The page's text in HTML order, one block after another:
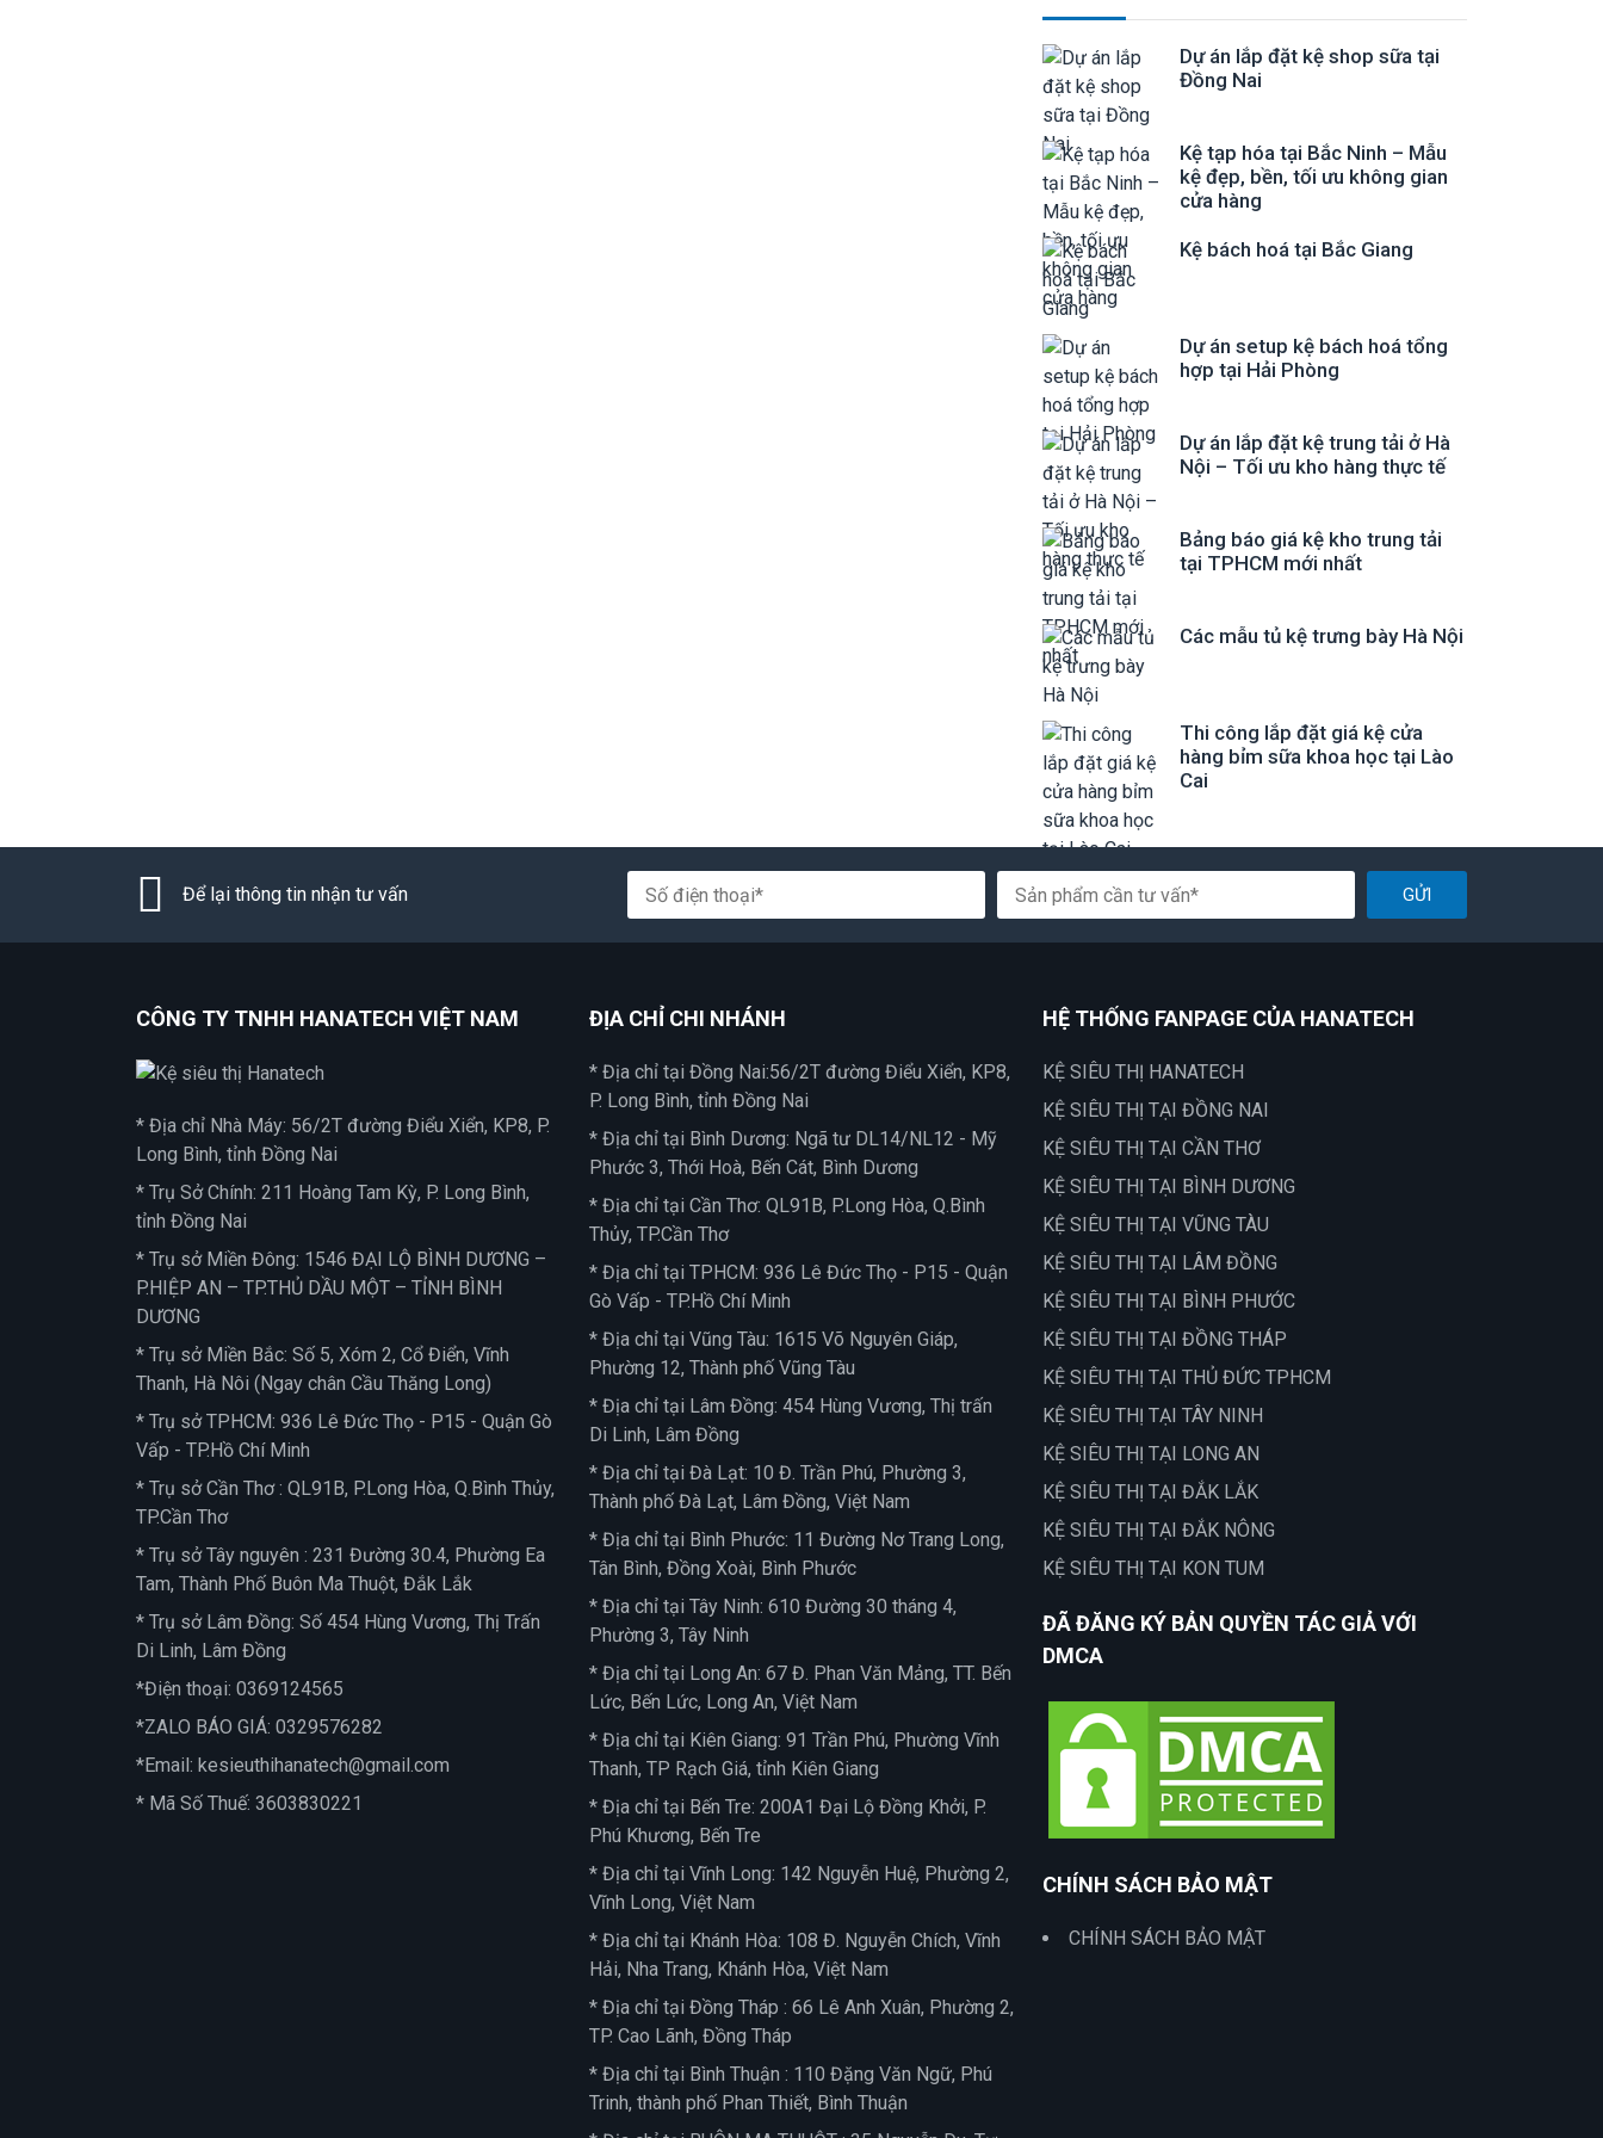
Dự án lắp đặt kệ shop sữa tại
Đồng Nai
Kệ tạp hóa tại Bắc Ninh – Mẫu
kệ đẹp, bền, tối ưu không gian
cửa hàng
Kệ bách hoá tại Bắc Giang
Dự án setup kệ bách hoá tổng
hợp tại Hải Phòng
Dự án lắp đặt kệ trung tải ở Hà
Nội – Tối ưu kho hàng thực tế
Bảng báo giá kệ kho trung tải
tại TPHCM mới nhất
Các mẫu tủ kệ trưng bày Hà Nội
Thi công lắp đặt giá kệ cửa
hàng bỉm sữa khoa học tại Lào
Cai
Để lại thông tin nhận tư vấn GỬI
CÔNG TY TNHH HANATECH VIỆT NAM
* Địa chỉ Nhà Máy: 56/2T đường Điểu Xiển, KP8, P.
Long Bình, tỉnh Đồng Nai
* Trụ Sở Chính: 211 Hoàng Tam Kỳ, P. Long Bình,
tỉnh Đồng Nai
* Trụ sở Miền Đông: 1546 ĐẠI LỘ BÌNH DƯƠNG –
P.HIỆP AN – TP.THỦ DẦU MỘT – TỈNH BÌNH
DƯƠNG
* Trụ sở Miền Bắc: Số 5, Xóm 2, Cổ Điển, Vĩnh
Thanh, Hà Nôi (Ngay chân Cầu Thăng Long)
* Trụ sở TPHCM: 936 Lê Đức Thọ - P15 - Quận Gò
Vấp - TP.Hồ Chí Minh
* Trụ sở Cần Thơ : QL91B, P.Long Hòa, Q.Bình Thủy,
TP.Cần Thơ
* Trụ sở Tây nguyên : 231 Đường 30.4, Phường Ea
Tam, Thành Phố Buôn Ma Thuột, Đắk Lắk
* Trụ sở Lâm Đồng: Số 454 Hùng Vương, Thị Trấn
Di Linh, Lâm Đồng
*Điện thoại: 0369124565
*ZALO BÁO GIÁ: 0329576282
*Email: kesieuthihanatech@gmail.com
* Mã Số Thuế: 3603830221
ĐỊA CHỈ CHI NHÁNH
* Địa chỉ tại Đồng Nai:56/2T đường Điểu Xiển, KP8,
P. Long Bình, tỉnh Đồng Nai
* Địa chỉ tại Bình Dương: Ngã tư DL14/NL12 - Mỹ
Phước 3, Thới Hoà, Bến Cát, Bình Dương
* Địa chỉ tại Cần Thơ: QL91B, P.Long Hòa, Q.Bình
Thủy, TP.Cần Thơ
* Địa chỉ tại TPHCM: 936 Lê Đức Thọ - P15 - Quận
Gò Vấp - TP.Hồ Chí Minh
* Địa chỉ tại Vũng Tàu: 1615 Võ Nguyên Giáp,
Phường 12, Thành phố Vũng Tàu
* Địa chỉ tại Lâm Đồng: 454 Hùng Vương, Thị trấn
Di Linh, Lâm Đồng
* Địa chỉ tại Đà Lạt: 10 Đ. Trần Phú, Phường 3,
Thành phố Đà Lạt, Lâm Đồng, Việt Nam
* Địa chỉ tại Bình Phước: 11 Đường Nơ Trang Long,
Tân Bình, Đồng Xoài, Bình Phước
* Địa chỉ tại Tây Ninh: 610 Đường 30 tháng 4,
Phường 3, Tây Ninh
* Địa chỉ tại Long An: 67 Đ. Phan Văn Mảng, TT. Bến
Lức, Bến Lức, Long An, Việt Nam
* Địa chỉ tại Kiên Giang: 91 Trần Phú, Phường Vĩnh
Thanh, TP Rạch Giá, tỉnh Kiên Giang
* Địa chỉ tại Bến Tre: 200A1 Đại Lộ Đồng Khởi, P.
Phú Khương, Bến Tre
* Địa chỉ tại Vĩnh Long: 142 Nguyễn Huệ, Phường 2,
Vĩnh Long, Việt Nam
* Địa chỉ tại Khánh Hòa: 108 Đ. Nguyễn Chích, Vĩnh
Hải, Nha Trang, Khánh Hòa, Việt Nam
* Địa chỉ tại Đồng Tháp : 66 Lê Anh Xuân, Phường 2,
TP. Cao Lãnh, Đồng Tháp
* Địa chỉ tại Bình Thuận : 110 Đặng Văn Ngữ, Phú
Trinh, thành phố Phan Thiết, Bình Thuận
HỆ THỐNG FANPAGE CỦA HANATECH
KỆ SIÊU THỊ HANATECH
KỆ SIÊU THỊ TẠI ĐỒNG NAI
KỆ SIÊU THỊ TẠI CẦN THƠ
KỆ SIÊU THỊ TẠI BÌNH DƯƠNG
KỆ SIÊU THỊ TẠI VŨNG TÀU
KỆ SIÊU THỊ TẠI LÂM ĐỒNG
KỆ SIÊU THỊ TẠI BÌNH PHƯỚC
KỆ SIÊU THỊ TẠI ĐỒNG THÁP
KỆ SIÊU THỊ TẠI THỦ ĐỨC TPHCM
KỆ SIÊU THỊ TẠI TÂY NINH
KỆ SIÊU THỊ TẠI LONG AN
KỆ SIÊU THỊ TẠI ĐẮK LẮK
KỆ SIÊU THỊ TẠI ĐẮK NÔNG
KỆ SIÊU THỊ TẠI KON TUM
ĐÃ ĐĂNG KÝ BẢN QUYỀN TÁC GIẢ VỚI
DMCA
CHÍNH SÁCH BẢO MẬT
CHÍNH SÁCH BẢO MẬT